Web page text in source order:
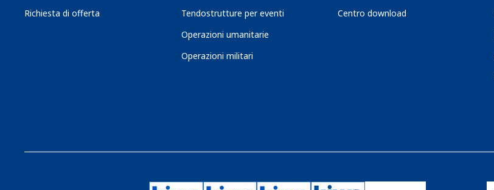
Richiesta di offerta
Tendostrutture per eventi
Operazioni umanitarie
Operazioni militari
Centro download